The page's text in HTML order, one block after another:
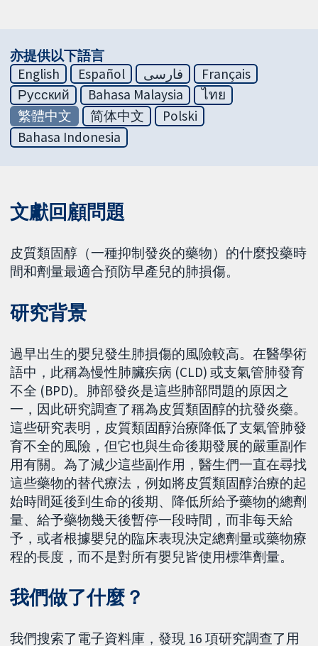
亦提供以下語言
English
Español فارسی
Français
Русский
Bahasa Malaysia
ไทย
繁體中文
简体中文
Polski
Bahasa Indonesia
文獻回顧問題
皮質類固醇（一種抑制發炎的藥物）的什麼投藥時
間和劑量最適合預防早產兒的肺損傷。
研究背景
過早出生的嬰兒發生肺損傷的風險較高。在醫學術
語中，此稱為慢性肺臟疾病 (CLD) 或支氣管肺發育
不全 (BPD)。肺部發炎是這些肺部問題的原因之
一，因此研究調查了稱為皮質類固醇的抗發炎藥。
這些研究表明，皮質類固醇治療降低了支氣管肺發
育不全的風險，但它也與生命後期發展的嚴重副作
用有關。為了減少這些副作用，醫生們一直在尋找
這些藥物的替代療法，例如將皮質類固醇治療的起
始時間延後到生命的後期、降低所給予藥物的總劑
量、給予藥物幾天後暫停一段時間，而非每天給
予，或者根據嬰兒的臨床表現決定總劑量或藥物療
程的長度，而不是對所有嬰兒皆使用標準劑量。
我們做了什麼？
我們搜索了電子資料庫，發現 16 項研究調查了用